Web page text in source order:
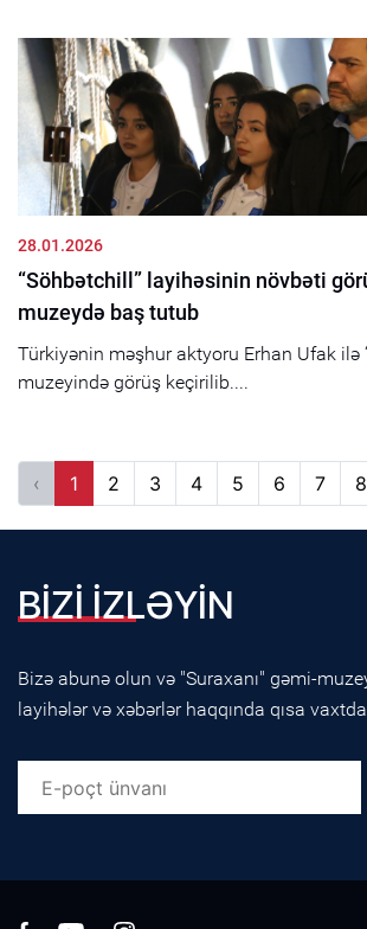
28.01.2026
“Söhbətchill” layihəsinin növbəti
muzeydə baş tutub
Türkiyənin məşhur aktyoru Erhan Ufak ilə
muzeyində görüş keçirilib....
‹ 1 2 3 4 5 6 7 8
BİZİ İZLƏYİN
Bizə abunə olun və "Suraxanı" gəmi-
layihələr və xəbərlər haqqında qısa